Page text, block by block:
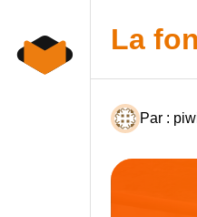
content
La
Par :